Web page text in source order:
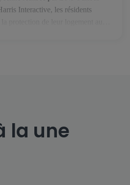
Interactive, les résidents
la une